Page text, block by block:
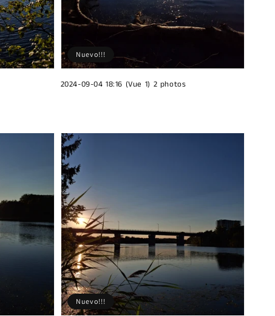
2024-09-04 18:16 (Vue 1) 2 photos
Nuevo!!!
Nuevo!!!